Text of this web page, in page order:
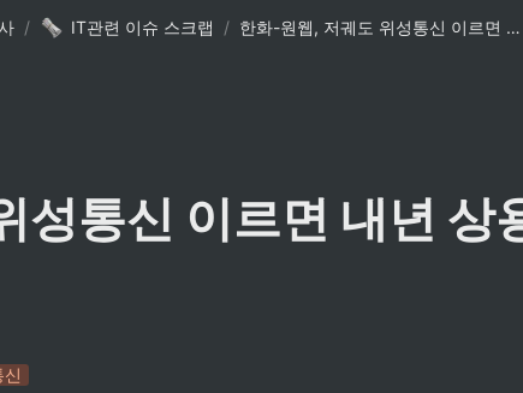
/ IT관련 이슈 스크랩 / 한화-원웹, 저궤도 위성통신 이르면 내년 상용화…SK·KT-스타링크 협업
성통신 이르면 내년 상